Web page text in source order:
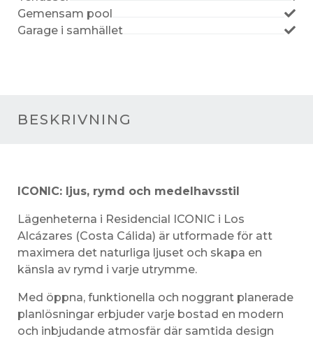
Gemensam pool
Garage i samhället
BESKRIVNING
ICONIC: ljus, rymd och medelhavsstil
Lägenheterna i Residencial ICONIC i Los
Alcázares (Costa Cálida) är utformade för att
maximera det naturliga ljuset och skapa en
känsla av rymd i varje utrymme.
Med öppna, funktionella och noggrant planerade
planlösningar erbjuder varje bostad en modern
och inbjudande atmosfär där samtida design